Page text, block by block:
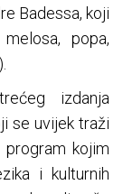
Badessa, koji
popa,
izdanja
se uvijek traži
kojim
i kulturnih